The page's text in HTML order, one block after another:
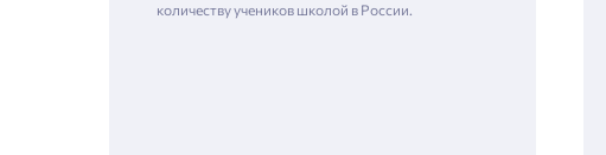
количеству учеников школой в России.